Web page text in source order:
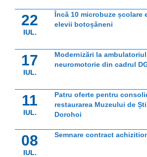
22
IUL.
Încă 10 microbuze școlare
elevii botoșăneni
17
IUL.
Modernizări la
neuromotorie din cadrul
11
IUL.
Patru oferte pentru
restaurarea Muzeului de
Dorohoi
08
IUL.
Semnare contract